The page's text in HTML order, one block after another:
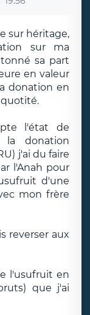
sur héritage,
sur ma
sa part
en valeur
donation en
quotité.
l'état de
la donation
j'ai du faire
l'Anah pour
d'une
mon frère
reverser aux
l'usufruit en
que j'ai